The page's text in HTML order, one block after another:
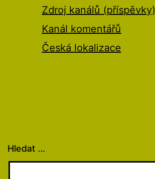
Zdroj kanálů (příspěvky)
Kanál komentářů
Česká lokalizace
Hledat …